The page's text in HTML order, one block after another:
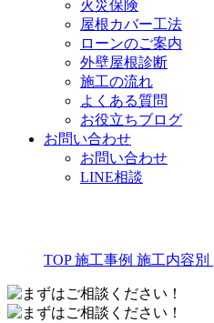
火災保険
屋根カバー工法
ローンのご案内
外壁屋根診断
施工の流れ
よくある質問
お役立ちブログ
お問い合わせ
お問い合わせ
LINE相談
TOP 施工事例 施工内容別